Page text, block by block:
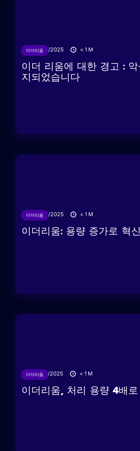
이더리움
02/06/2025 < 1 M
이더 리움에 대한 경고 :
지되었습니다
이더리움
28/04/2025 < 1 M
이더리움: 용량 증가로 혁
이더리움
25/04/2025 < 1 M
이더리움, 처리 용량 4배